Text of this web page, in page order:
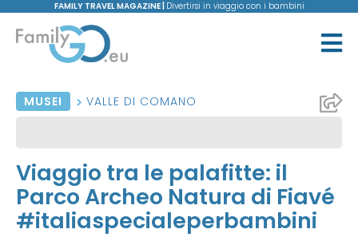
FAMILY TRAVEL MAGAZINE | Divertirsi in viaggio con i bambini
MUSEI VALLE DI COMANO
Viaggio tra le palafitte: il
Parco Archeo Natura di Fiavé
#italiaspecialeperbambini